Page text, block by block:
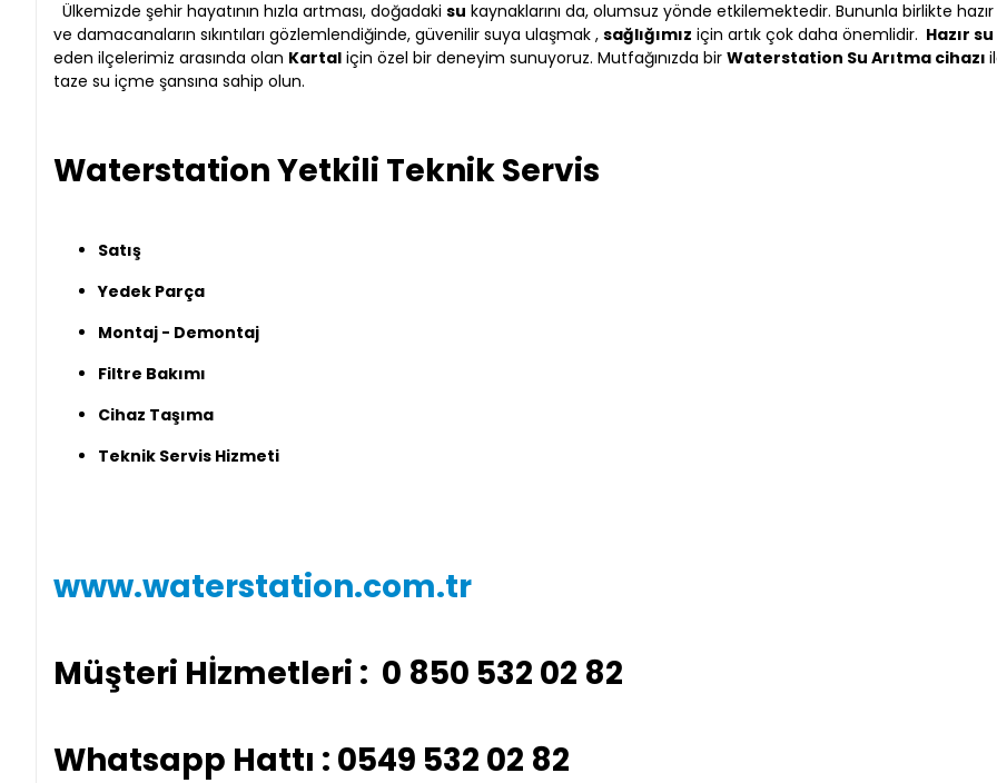
Ülkemizde şehir hayatının hızla artması, doğadaki su kaynaklarını da, olumsuz yönde etkilemektedir. Bununla birlikte hazır
ve damacanaların sıkıntıları gözlemlendiğinde, güvenilir suya ulaşmak , sağlığımız için artık çok daha önemlidir. Hazır su
eden ilçelerimiz arasında olan Kartal için özel bir deneyim sunuyoruz. Mutfağınızda bir Waterstation Su Arıtma cihazı
taze su içme şansına sahip olun.
Waterstation Yetkili Teknik Servis
Satış
Yedek Parça
Montaj - Demontaj
Filtre Bakımı
Cihaz Taşıma
Teknik Servis Hizmeti
www.waterstation.com.tr
Müşteri Hİzmetleri : 0 850 532 02 82
Whatsapp Hattı : 0549 532 02 82